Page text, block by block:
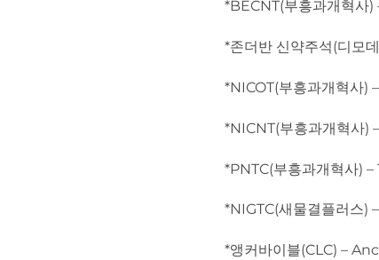
*BECNT(부흥과개혁
*존더반 신약주석(디
*NICOT(부흥과개혁
*NICNT(부흥과개혁
*PNTC(부흥과개혁사)
*NIGTC(새물결플러
*앵커바이블(CLC) –